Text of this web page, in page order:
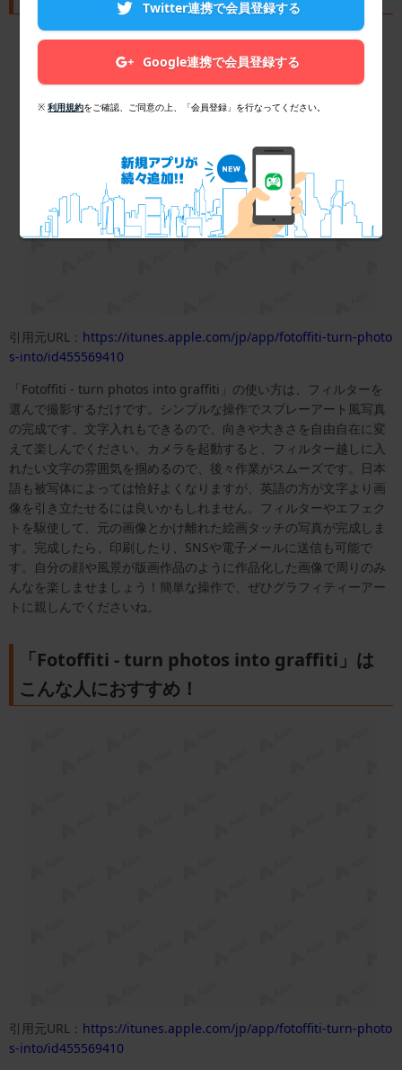
引用元URL： https://itunes.apple.com/jp/app/fotoffiti-turn-photo
s-into/id455569410
「Fotoffiti - turn photos into graffiti」の使い方は、フィルターを
選んで撮影するだけです。シンプルな操作でスプレーアート風写真
の完成です。文字入れもできるので、向きや大きさを自由自在に変
えて楽しんでください。カメラを起動すると、フィルター越しに入
れたい文字の雰囲気を掴めるので、後々作業がスムーズです。日本
語も被写体によっては恰好よくなりますが、英語の方が文字より画
像を引き立たせるには良いかもしれません。フィルターやエフェク
トを駆使して、元の画像とかけ離れた絵画タッチの写真が完成しま
す。完成したら、印刷したり、SNSや電子メールに送信も可能で
す。自分の顔や風景が版画作品のように作品化した画像で周りのみ
んなを楽しませましょう！簡単な操作で、ぜひグラフィティーアー
トに親しんでくださいね。
「Fotoffiti - turn photos into graffiti」は
こんな人におすすめ！
引用元URL： https://itunes.apple.com/jp/app/fotoffiti-turn-photo
s-into/id455569410
Twitter連携で会員登録する
Google連携で会員登録する
※利用規約をご確認、ご同意の上、「会員登録」を行なってください。